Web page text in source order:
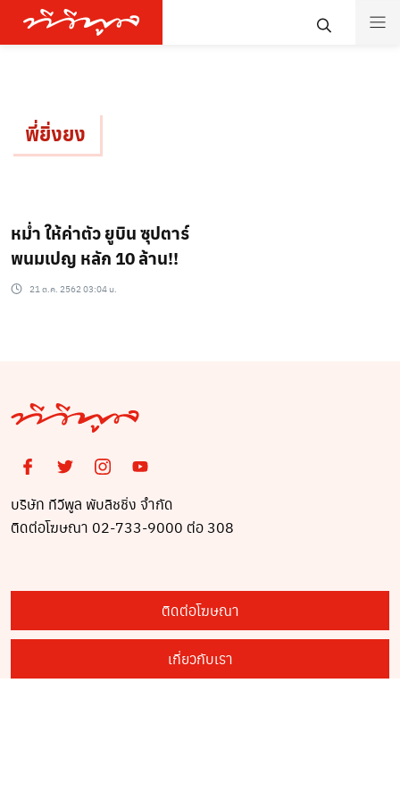
พี่ยิ่งยง
หม่ำ ให้ค่าตัว ยูบิน ซุปตาร์
พนมเปญ หลัก 10 ล้าน!!
21 ต.ค. 2562 03:04 น.
บริษัท ทีวีพูล พับลิชชิ่ง จำกัด
ติดต่อโฆษณา 02-733-9000 ต่อ 308
ติดต่อโฆษณา
เกี่ยวกับเรา